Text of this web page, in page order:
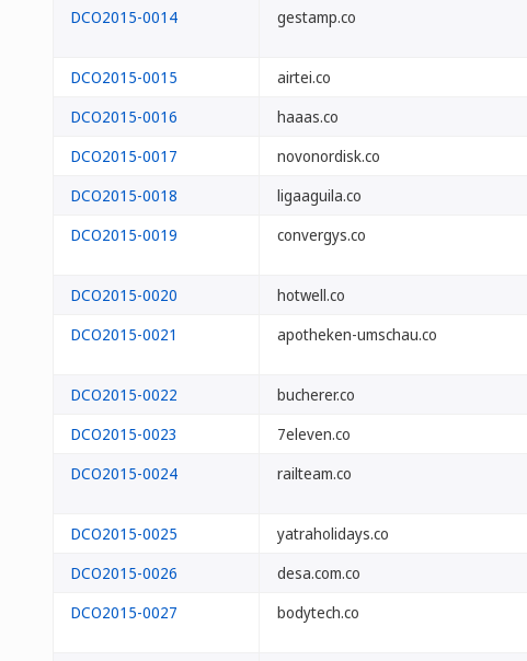
DCO2015-0014 gestamp.co
DCO2015-0015 airtei.co
DCO2015-0016
haaas.co
DCO2015-0017
novonordisk.co
DCO2015-0018
ligaaguila.co
DCO2015-0019
convergys.co
DCO2015-0020 hotwell.co
DCO2015-0021
apotheken-umschau.co
DCO2015-0022 bucherer.co
DCO2015-0023
7eleven.co
DCO2015-0024
railteam.co
DCO2015-0025 yatraholidays.co
DCO2015-0026
desa.com.co
DCO2015-0027
bodytech.co